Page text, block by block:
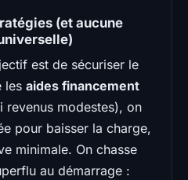
(et aucune
est de sécuriser le
les aides financement
revenus modestes), on
pour baisser la charge,
minimale. On chasse
au démarrage :